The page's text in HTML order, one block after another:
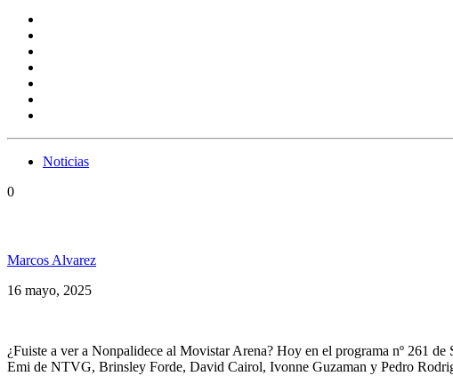
Noticias
0
Marcos Alvarez
16 mayo, 2025
¿Fuiste a ver a Nonpalidece al Movistar Arena? Hoy en el programa nº 261
Emi de NTVG, Brinsley Forde, David Cairol, Ivonne Guzaman y Pedro